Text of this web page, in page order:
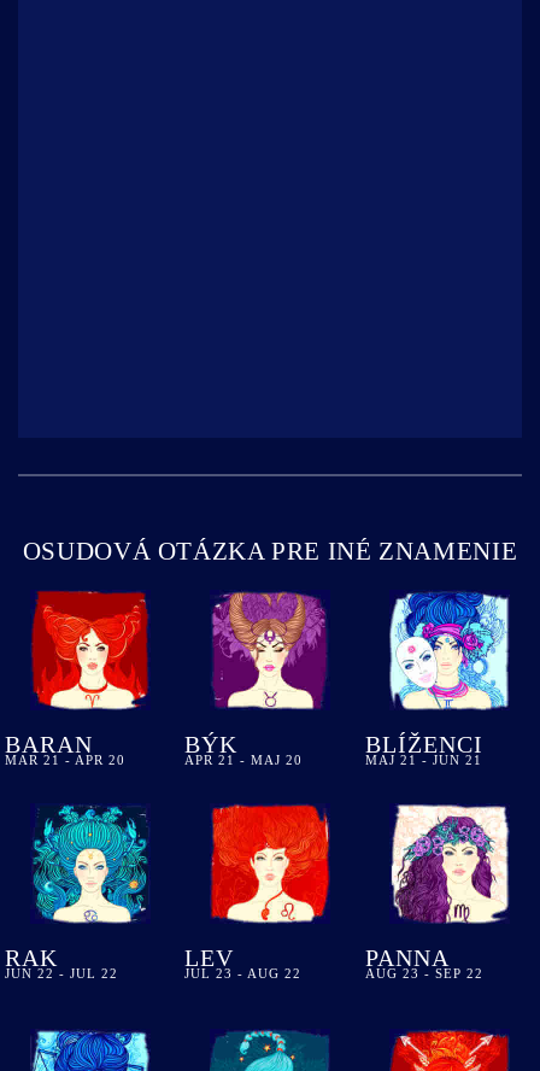
OSUDOVÁ OTÁZKA PRE INÉ ZNAMENIE
BARAN
MAR 21 - APR 20
BÝK
APR 21 - MAJ 20
BLÍŽENCI
MAJ 21 - JUN 21
RAK
JUN 22 - JUL 22
LEV
JUL 23 - AUG 22
PANNA
AUG 23 - SEP 22